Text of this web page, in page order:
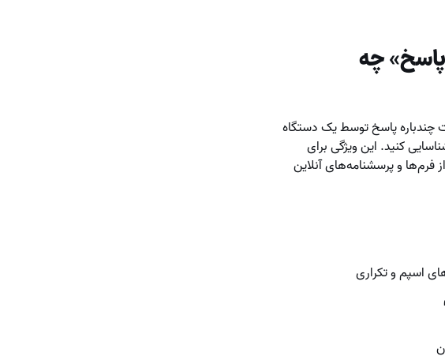
چه
چندباره پاسخ توسط یک دستگاه
کنید. این ویژگی برای
فرم‌ها و پرسشنامه‌های آنلاین
اسپم و تکراری